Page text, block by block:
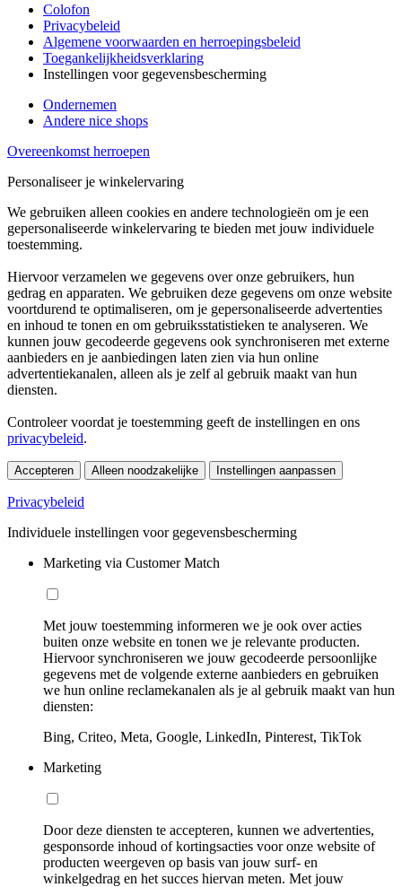
Colofon
Privacybeleid
Algemene voorwaarden en herroepingsbeleid
Toegankelijkheidsverklaring
Instellingen voor gegevensbescherming
Ondernemen
Andere nice shops
Overeenkomst herroepen
Personaliseer je winkelervaring
We gebruiken alleen cookies en andere technologieën om je een
gepersonaliseerde winkelervaring te bieden met jouw individuele
toestemming.
Hiervoor verzamelen we gegevens over onze gebruikers, hun
gedrag en apparaten. We gebruiken deze gegevens om onze website
voortdurend te optimaliseren, om je gepersonaliseerde advertenties
en inhoud te tonen en om gebruiksstatistieken te analyseren. We
kunnen jouw gecodeerde gegevens ook synchroniseren met externe
aanbieders en je aanbiedingen laten zien via hun online
advertentiekanalen, alleen als je zelf al gebruik maakt van hun
diensten.
Controleer voordat je toestemming geeft de instellingen en ons
privacybeleid.
Accepteren Alleen noodzakelijke Instellingen aanpassen
Privacybeleid
Individuele instellingen voor gegevensbescherming
Marketing via Customer Match
Met jouw toestemming informeren we je ook over acties
buiten onze website en tonen we je relevante producten.
Hiervoor synchroniseren we jouw gecodeerde persoonlijke
gegevens met de volgende externe aanbieders en gebruiken
we hun online reclamekanalen als je al gebruik maakt van hun
diensten:
Bing, Criteo, Meta, Google, LinkedIn, Pinterest, TikTok
Marketing
Door deze diensten te accepteren, kunnen we advertenties,
gesponsorde inhoud of kortingsacties voor onze website of
producten weergeven op basis van jouw surf- en
winkelgedrag en het succes hiervan meten. Met jouw